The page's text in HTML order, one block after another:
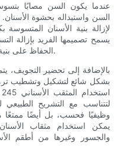
عندما يكون السن مصابًا
لإزالة بنية الأسنان
يسمح تصميمها الفريد
الحفاظ على بنية الأسنان مع إنشاء سطح مثالي للحشو.
بشكل شائع لتشكيل وتشطيب
لتتناسب مع التشريح
وظيفيًا فحسب، بل أيضًا ممتعًا
والجسور وغيرها من أطقم